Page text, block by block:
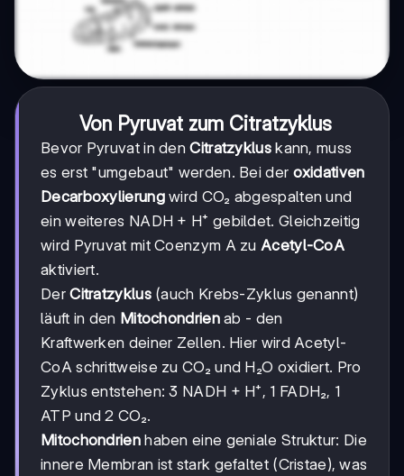
Von Pyruvat zum Citratzyklus
Bevor Pyruvat in denCitratzykluskann, muss
es erst "umgebaut" werden. Bei der oxidativen
Decarboxylierungwird CO₂ abgespalten und
ein weiteres NADH + H⁺ gebildet. Gleichzeitig
wird Pyruvat mit Coenzym A zu Acetyl-CoA
aktiviert.
DerCitratzyklus(auch Krebs-Zyklus genannt)
läuft in den Mitochondrienab - den
Kraftwerken deiner Zellen. Hier wird Acetyl-
CoA schrittweise zu CO₂ und H₂O oxidiert. Pro
Zyklus entstehen: 3 NADH + H⁺, 1 FADH₂, 1
ATP und 2 CO₂.
Mitochondrienhaben eine geniale Struktur: Die
innere Membran ist stark gefaltet (Cristae), was